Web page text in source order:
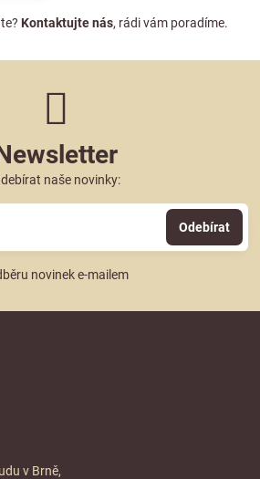
Kontaktujte nás, rádi vám poradíme.
naše novinky:
Odebírat
novinek e-mailem
v Brně,